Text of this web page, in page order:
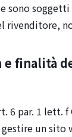
sono
rivenditore,
e finalità
6 par. 1 lett. f
un sito